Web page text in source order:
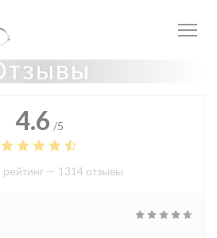
4.6 /5
— 1314 отзывы